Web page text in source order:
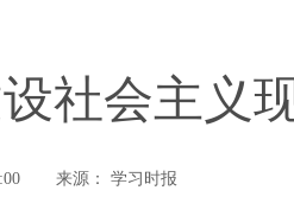
社会主义
来源： 学习时报